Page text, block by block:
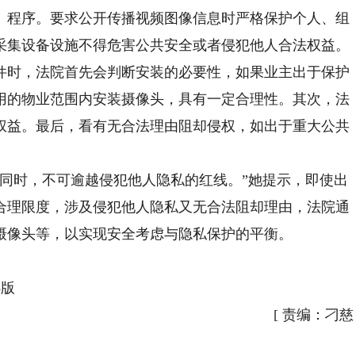
序。要求公开传播视频图像信息时严格保护个人、组
设备设施不得危害公共安全或者侵犯他人合法权益。
，法院首先会判断安装的必要性，如果业主出于保护
物业范围内安装摄像头，具有一定合理性。其次，法
。最后，看有无合法理由阻却侵权，如出于重大公共
，不可逾越侵犯他人隐私的红线。”她提示，即使出
限度，涉及侵犯他人隐私又无合法阻却理由，法院通
头等，以实现安全考虑与隐私保护的平衡。
[ 责编：刁慈